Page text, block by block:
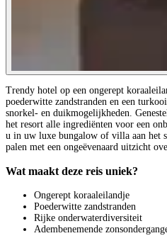
Trendy hotel op een ongerept
poederwitte zandstranden en een
snorkel- en duikmogelijkheden.
het resort alle ingrediënten voor een
u in uw luxe bungalow of villa aan het
palen met een ongeëvenaard uitzicht
Wat maakt deze reis uniek?
Ongerept koraaleilandje
Poederwitte zandstranden
Rijke onderwaterdiversiteit
Adembenemende